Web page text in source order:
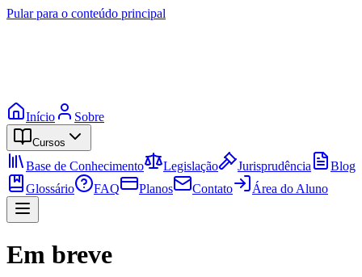
Pular para o conteúdo principal
Início Sobre
Cursos
Base de Conhecimento Legislação Jurisprudência
Blog
Glossário
FAQ Planos Contato Área do Aluno
Em breve